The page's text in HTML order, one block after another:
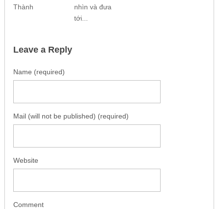
Thành
nhìn và đưa
tới...
Leave a Reply
Name (required)
Mail (will not be published) (required)
Website
Comment